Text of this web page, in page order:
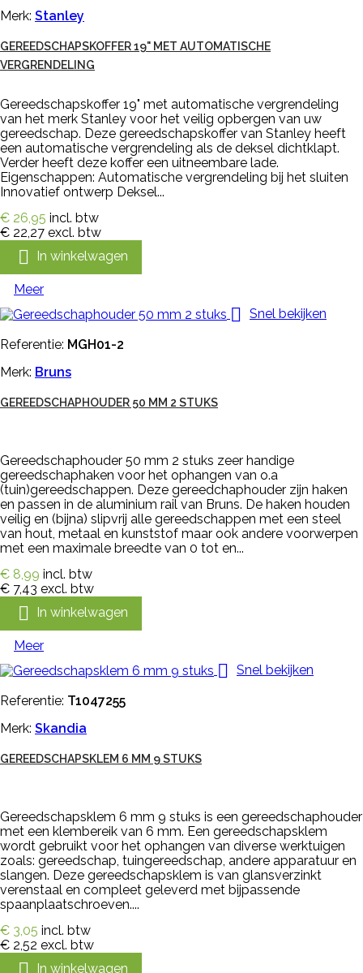
Merk: Stanley
GEREEDSCHAPSKOFFER 19" MET AUTOMATISCHE
VERGRENDELING
Gereedschapskoffer 19" met automatische vergrendeling
van het merk Stanley voor het veilig opbergen van uw
gereedschap. Deze gereedschapskoffer van Stanley heeft
een automatische vergrendeling als de deksel dichtklapt.
Verder heeft deze koffer een uitneembare lade.
Eigenschappen: Automatische vergrendeling bij het sluiten
Innovatief ontwerp Deksel...
€ 26,95 incl. btw
€ 22,27 excl. btw
 In winkelwagen
Meer
 Snel bekijken
Referentie: MGH01-2
Merk: Bruns
GEREEDSCHAPHOUDER 50 MM 2 STUKS
Gereedschaphouder 50 mm 2 stuks zeer handige
gereedschaphaken voor het ophangen van o.a
(tuin)gereedschappen. Deze gereedchaphouder zijn haken
en passen in de aluminium rail van Bruns. De haken houden
veilig en (bijna) slipvrij alle gereedschappen met een steel
van hout, metaal en kunststof maar ook andere voorwerpen
met een maximale breedte van 0 tot en...
€ 8,99 incl. btw
€ 7,43 excl. btw
 In winkelwagen
Meer
 Snel bekijken
Referentie: T1047255
Merk: Skandia
GEREEDSCHAPSKLEM 6 MM 9 STUKS
Gereedschapsklem 6 mm 9 stuks is een gereedschaphouder
met een klembereik van 6 mm. Een gereedschapsklem
wordt gebruikt voor het ophangen van diverse werktuigen
zoals: gereedschap, tuingereedschap, andere apparatuur en
slangen. Deze gereedschapsklem is van glansverzinkt
verenstaal en compleet geleverd met bijpassende
spaanplaatschroeven....
€ 3,05 incl. btw
€ 2,52 excl. btw
In winkelwagen